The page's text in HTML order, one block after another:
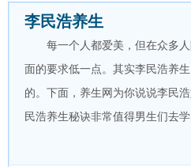
李民浩养生
每一个人都爱美，但在众多
面的要求低一点。其实李民浩养
的。下面，养生网为你说说李民
民浩养生秘诀非常值得男生们去学